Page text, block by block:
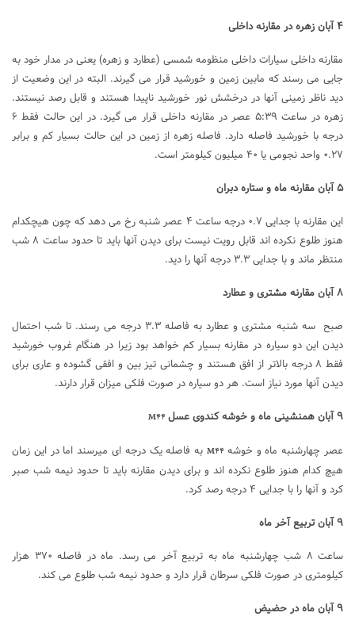
۴ آبان زهره در مقارنه داخلی
مقارنه داخلی سیارات داخلی منظومه شمسی (عطارد و زهره) یعنی در مدار خود به
جایی می رسند که مابین زمین و خورشید قرار می گیرند. البته در این وضعیت از
دید ناظر زمینی آنها در درخشش نور خورشید ناپیدا هستند و قابل رصد نیستند.
زهره در ساعت ۵:۳۹ عصر در مقارنه داخلی قرار می ­گیرد. در این حالت فقط ۶
درجه با خورشید فاصله دارد. فاصله زهره از زمین در این حالت بسیار کم و برابر
۰.۲۷ واحد نجومی یا ۴۰ میلیون کیلومتر است.
۵ آبان مقارنه ماه و ستاره دبران
این مقارنه با جدایی ۰.۷ درجه ساعت ۴ عصر شنبه رخ می­ دهد که چون هیچکدام
هنوز طلوع نکرده ­اند قابل رویت نیست برای دیدن آنها باید تا حدود ساعت ۸ شب
منتظر ماند و با جدایی ۳.۳ درجه آنها را دید.
۸ آبان مقارنه مشتری و عطارد
صبح سه شنبه مشتری و عطارد به فاصله ۳.۳ درجه می­ رسند. تا شب احتمال
دیدن این دو سیاره در مقارنه بسیار کم خواهد بود زیرا در هنگام غروب خورشید
فقط ۸ درجه بالاتر از افق هستند و چشمانی تیز بین و افقی گشوده و عاری برای
دیدن آنها مورد نیاز است. هر دو سیاره در صورت فلکی میزان قرار دارند.
۹ آبان همنشینی ماه و خوشه کندوی عسل
M۴۴
عصر چهارشنبه ماه و خوشهM۴۴ به فاصله یک درجه ای می­رسند اما در این زمان
هیچ کدام هنوز طلوع نکرده اند و برای دیدن مقارنه باید تا حدود نیمه شب صبر
کرد و آنها را با جدایی ۴ درجه رصد کرد.
۹ آبان تربیع آخر ماه
ساعت ۸ شب چهارشنبه ماه به تربیع آخر می ­رسد. ماه در فاصله ۳۷۰ هزار
کیلومتری در صورت فلکی سرطان قرار دارد و حدود نیمه شب طلوع می­ کند.
۹ آبان ماه در حضیض